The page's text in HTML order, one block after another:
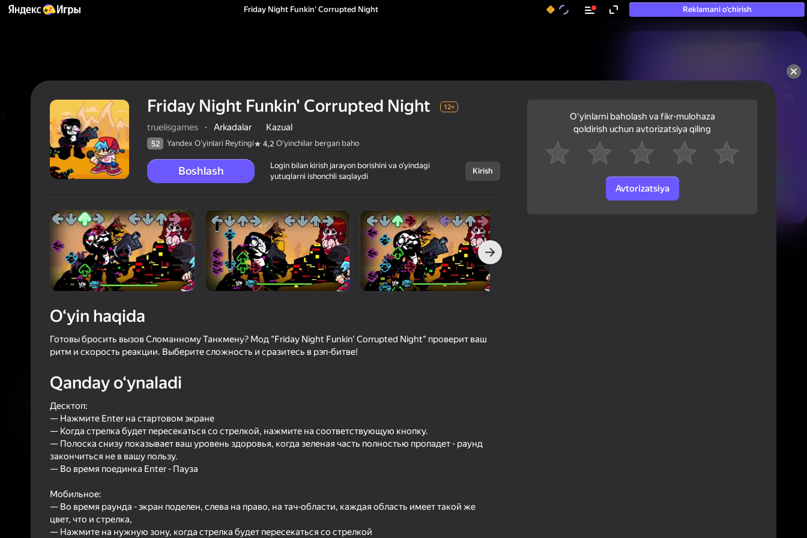
Friday Night Funkin' Corrupted Night Reklamani o‘chirish
50+ eng yaxshi o‘yinlar, hatto
«o‘ynamaydigan» odamlar ham
Bekor qilish
Funkin'
Corrupted Night
truelisgames
Arkadalar
Kazual
52 Yandex O'yinlari Reytingi
4,2 Oʻyinchilar bergan baho
Boshlash
Friday Night Funkin' Corrupted Night 12+
truelisgames · Arkadalar Kazual
52 Yandex O'yinlari Reytingi 4,2 Oʻyinchilar bergan baho
Boshlash
Login bilan kirish jarayon borishini va o‘yindagi
yutuqlarni ishonchli saqlaydi
Kirish
O‘yin haqida
Готовы бросить вызов Сломанному Танкмену? Мод "Friday Night Funkin' Corrupted Night" проверит ваш
ритм и скорость реакции. Выберите сложность и сразитесь в рэп-битве!
Qanday o‘ynaladi
Десктоп:
— Нажмите Enter на стартовом экране
— Когда стрелка будет пересекаться со стрелкой, нажмите на соответствующую кнопку.
— Полоска снизу показывает ваш уровень здоровья, когда зеленая часть полностью пропадет - раунд
закончиться не в вашу пользу.
— Во время поединка Enter - Пауза
Мобильное:
— Во время раунда - экран поделен, слева на право, на тач-области, каждая область имеет такой же
цвет, что и стрелка,
— Нажмите на нужную зону, когда стрелка будет пересекаться со стрелкой
Oʻyinlarni baholash va fikr-mulohaza
qoldirish uchun avtorizatsiya qiling
Avtorizatsiya